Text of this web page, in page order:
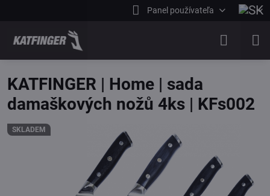
Panel používateľa
SKLADEM
KATFINGER | Home | sada
damaškových nožů 4ks | KFs002